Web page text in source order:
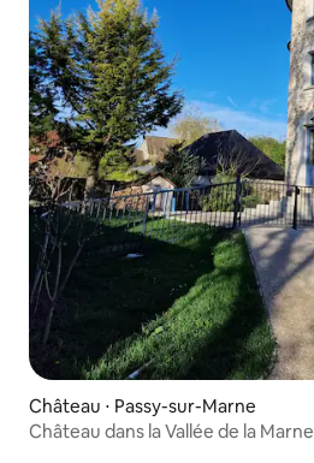
Château ⋅ Passy-sur-Marne
Château dans la Vallée de la Marne